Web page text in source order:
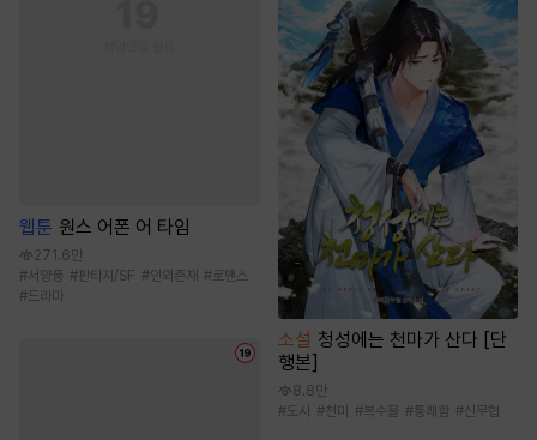
웹툰 원스 어폰 어 타임
271.6만
#서양풍 #판타지/SF #인외존재 #로맨스
#드라마
소설 청성에는 천마가 산다 [단
행본]
8.8만
#도사 #천마 #복수물 #통쾌함 #신무협